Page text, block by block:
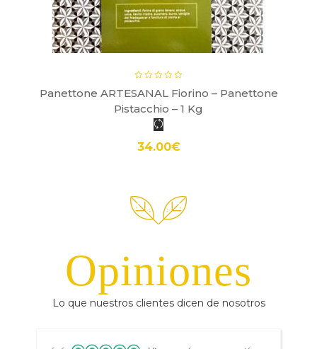
Panettone ARTESANAL Fiorino – Panettone
Pistacchio – 1 Kg
34.00€
Opiniones
Lo que nuestros clientes dicen de nosotros